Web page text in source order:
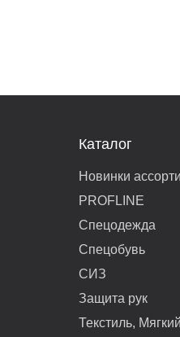
Каталог
Новинки
PROFLINE
Спецодежда
Спецобувь
СИЗ
Защита рук
Текстиль,